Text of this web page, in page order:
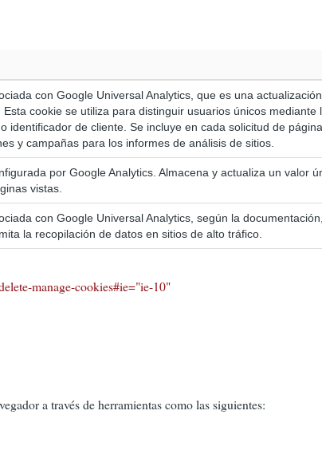
con Google Universal Analytics, que es una
Esta cookie se utiliza para distinguir usuarios únicos
identificador de cliente. Se incluye en cada solicitud de
y campañas para los informes de análisis de sitios.
por Google Analytics. Almacena y actualiza un valor
vistas.
con Google Universal Analytics, según la
la recopilación de datos en sitios de alto tráfico.
manage-cookies#ie="ie-10"
a través de herramientas como las siguientes: